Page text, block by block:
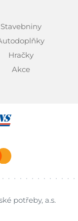
Stavebniny
Hračky
Akce
potřeby, a.s.